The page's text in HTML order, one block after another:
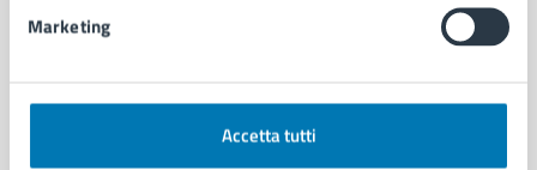
Marketing
Accetta tutti
Aree amministrative